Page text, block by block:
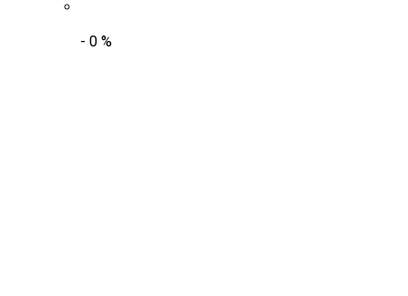
- 0 %